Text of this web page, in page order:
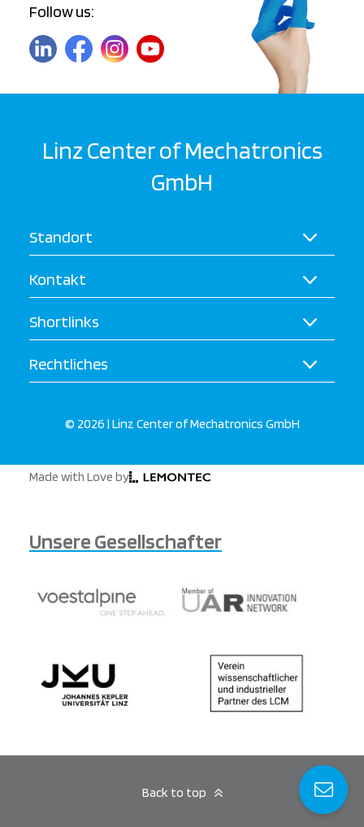
Follow us:
Linz Center of Mechatronics
GmbH
Standort
Kontakt
Shortlinks
Rechtliches
© 2026 | Linz Center of Mechatronics GmbH
Made with Love by
Unsere Gesellschafter
Back to top